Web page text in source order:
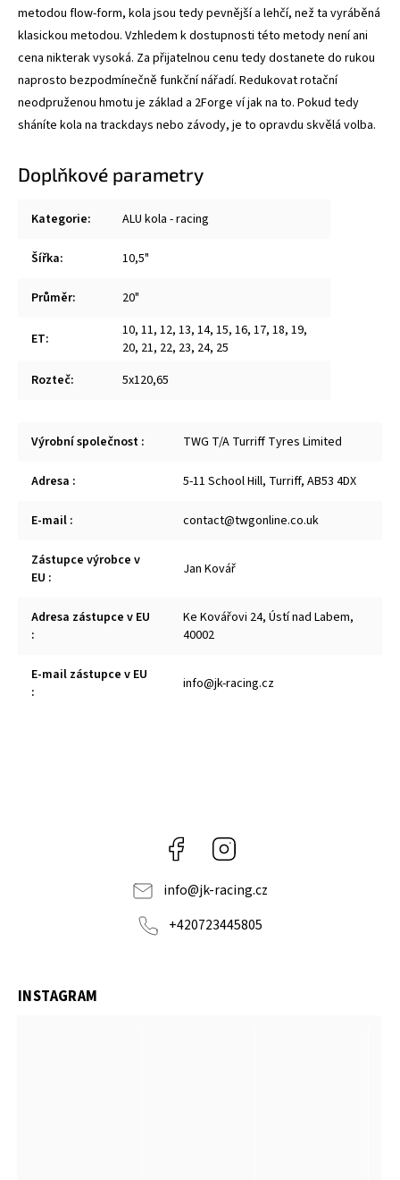
metodou flow-form, kola jsou tedy pevnější a lehčí, než ta vyráběná
klasickou metodou. Vzhledem k dostupnosti této metody není ani
cena nikterak vysoká. Za přijatelnou cenu tedy dostanete do rukou
naprosto bezpodmínečně funkční nářadí. Redukovat rotační
neodpruženou hmotu je základ a 2Forge ví jak na to. Pokud tedy
sháníte kola na trackdays nebo závody, je to opravdu skvělá volba.
Doplňkové parametry
Kategorie: ALU kola - racing
Šířka: 10,5"
Průměr: 20"
ET: 10, 11, 12, 13, 14, 15, 16, 17, 18, 19,
20, 21, 22, 23, 24, 25
Rozteč: 5x120,65
Výrobní společnost : TWG T/A Turriff Tyres Limited
Adresa : 5-11 School Hill, Turriff, AB53 4DX
E-mail : contact@twgonline.co.uk
Zástupce výrobce v
EU : Jan Kovář
Adresa zástupce v EU
:
Ke Kovářovi 24, Ústí nad Labem,
40002
E-mail zástupce v EU
:
info@jk-racing.cz
Facebook
info@jk-racing.cz
+420723445805
INSTAGRAM